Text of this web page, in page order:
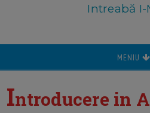
Intreabă I-
MENIU
Introducere in